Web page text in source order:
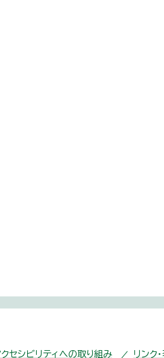
セシビリティへの取り組み リンク